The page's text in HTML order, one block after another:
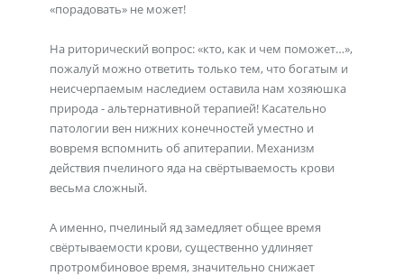
«порадовать» не может!
На риторический вопрос: «кто, как и чем поможет…»,
пожалуй можно ответить только тем, что богатым и
неисчерпаемым наследием оставила нам хозяюшка
природа - альтернативной терапией! Касательно
патологии вен нижних конечностей уместно и
вовремя вспомнить об апитерапии. Механизм
действия пчелиного яда на свёртываемость крови
весьма сложный.
А именно, пчелиный яд замедляет общее время
свёртываемости крови, существенно удлиняет
протромбиновое время, значительно снижает